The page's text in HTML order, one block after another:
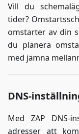
Vill du
tider?
omstarter av din
du planera
med jämna
DNS-
Med ZAP DNS-
adresser att